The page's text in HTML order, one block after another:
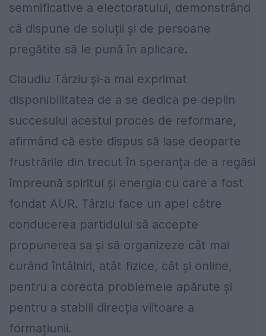
semnificative a electoratului, demonstrând
că dispune de soluții și de persoane
pregătite să le pună în aplicare.
Claudiu Târziu și-a mai exprimat
disponibilitatea de a se dedica pe deplin
succesului acestui proces de reformare,
afirmând că este dispus să lase deoparte
frustrările din trecut în speranța de a regăsi
împreună spiritul și energia cu care a fost
fondat AUR. Târziu face un apel către
conducerea partidului să accepte
propunerea sa și să organizeze cât mai
curând întâlniri, atât fizice, cât și online,
pentru a corecta problemele apărute și
pentru a stabili direcția viitoare a
formațiunii.